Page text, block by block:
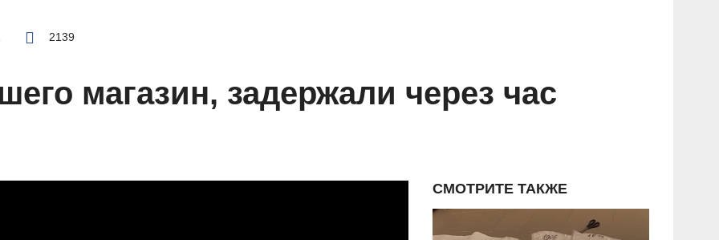
2139
магазин, задержали через час
СМОТРИТЕ ТАКЖЕ